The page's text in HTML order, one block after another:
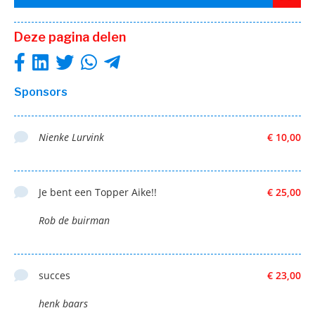
Deze pagina delen
Sponsors
€ 10,00
Nienke Lurvink
€ 25,00
Je bent een Topper Aike!!
Rob de buirman
€ 23,00
succes
henk baars